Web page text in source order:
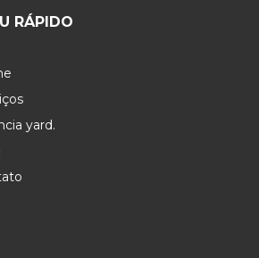
RÁPIDO
yard.